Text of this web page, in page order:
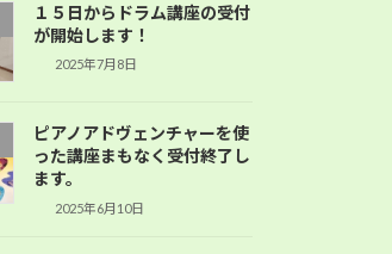
１５日からドラム講座の受付
が開始します！
2025年7月8日
ピアノアドヴェンチャーを使
った講座まもなく受付終了し
ます。
2025年6月10日